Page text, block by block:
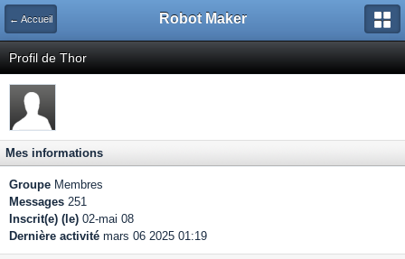
← Accueil Robot Maker
Profil de Thor
Mes informations
Groupe Membres
Messages 251
Inscrit(e) (le) 02-mai 08
Dernière activité mars 06 2025 01:19